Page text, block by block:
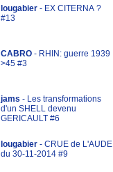
lougabier - EX CITERNA ?
#13
CABRO - RHIN: guerre 1939
>45 #3
jams - Les transformations
d'un SHELL devenu
GERICAULT #6
lougabier - CRUE de L'AUDE
du 30-11-2014 #9